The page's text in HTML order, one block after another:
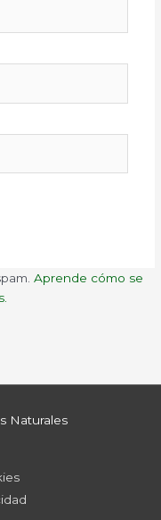
Aprende cómo se
Naturales